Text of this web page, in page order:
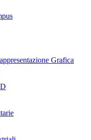
Grafica